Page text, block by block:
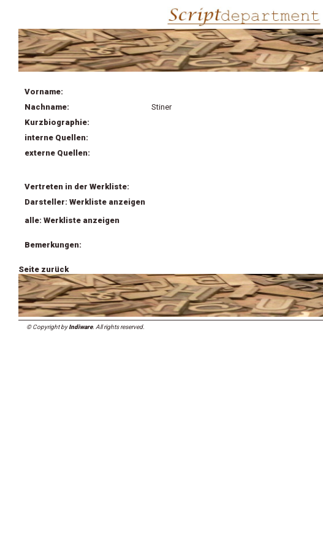
Vorname:
Nachname:
Stiner
Kurzbiographie:
interne Quellen:
externe Quellen:
Vertreten in der Werkliste:
Darsteller: Werkliste anzeigen
alle: Werkliste anzeigen
Bemerkungen:
Seite zurück
© Copyright byIndiware. All rights reserved.